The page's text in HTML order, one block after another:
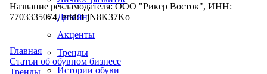
Дизайн
Акценты
Тренды
Истории обуви
Название рекламодателя: ООО "Рикер Восток", ИНН:
7703335074, erid: LjN8K37Ko
Главная
Статьи об обувном бизнесе